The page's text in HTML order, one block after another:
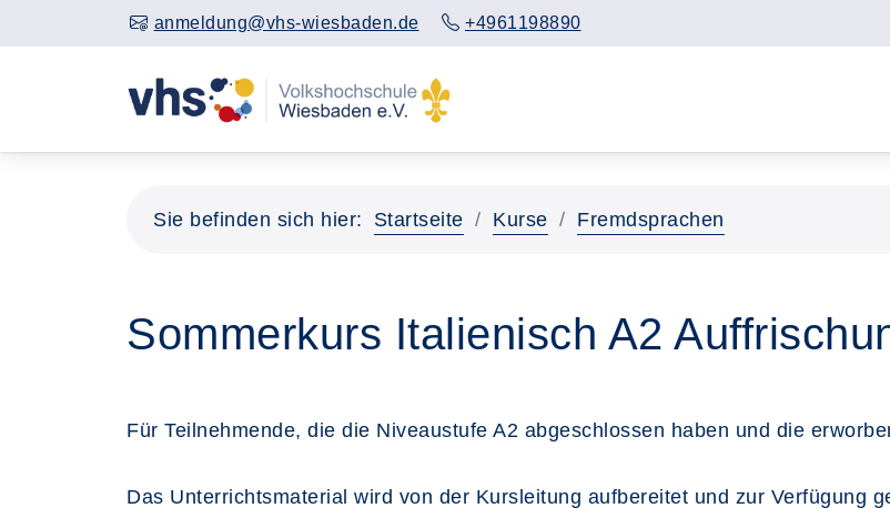
anmeldung@vhs-wiesbaden.de +4961198890
Sie befinden sich hier: Startseite Kurse Fremdsprachen
Sommerkurs Italienisch A2
Für Teilnehmende, die die Niveaustufe A2 abgeschlossen haben und die
Das Unterrichtsmaterial wird von der Kursleitung aufbereitet und zur Verfügung